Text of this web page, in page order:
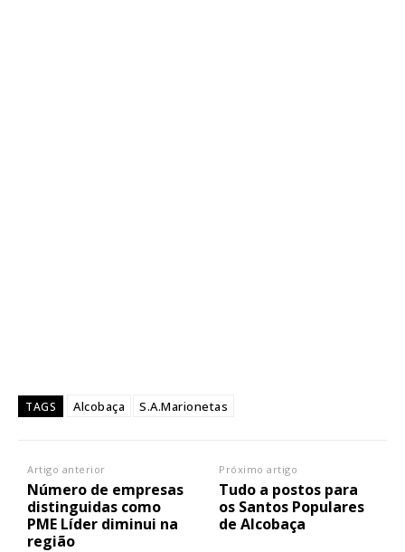
TAGS Alcobaça S.A.Marionetas
Artigo anterior
Número de empresas
distinguidas como
PME Líder diminui na
região
Próximo artigo
Tudo a postos para
os Santos Populares
de Alcobaça